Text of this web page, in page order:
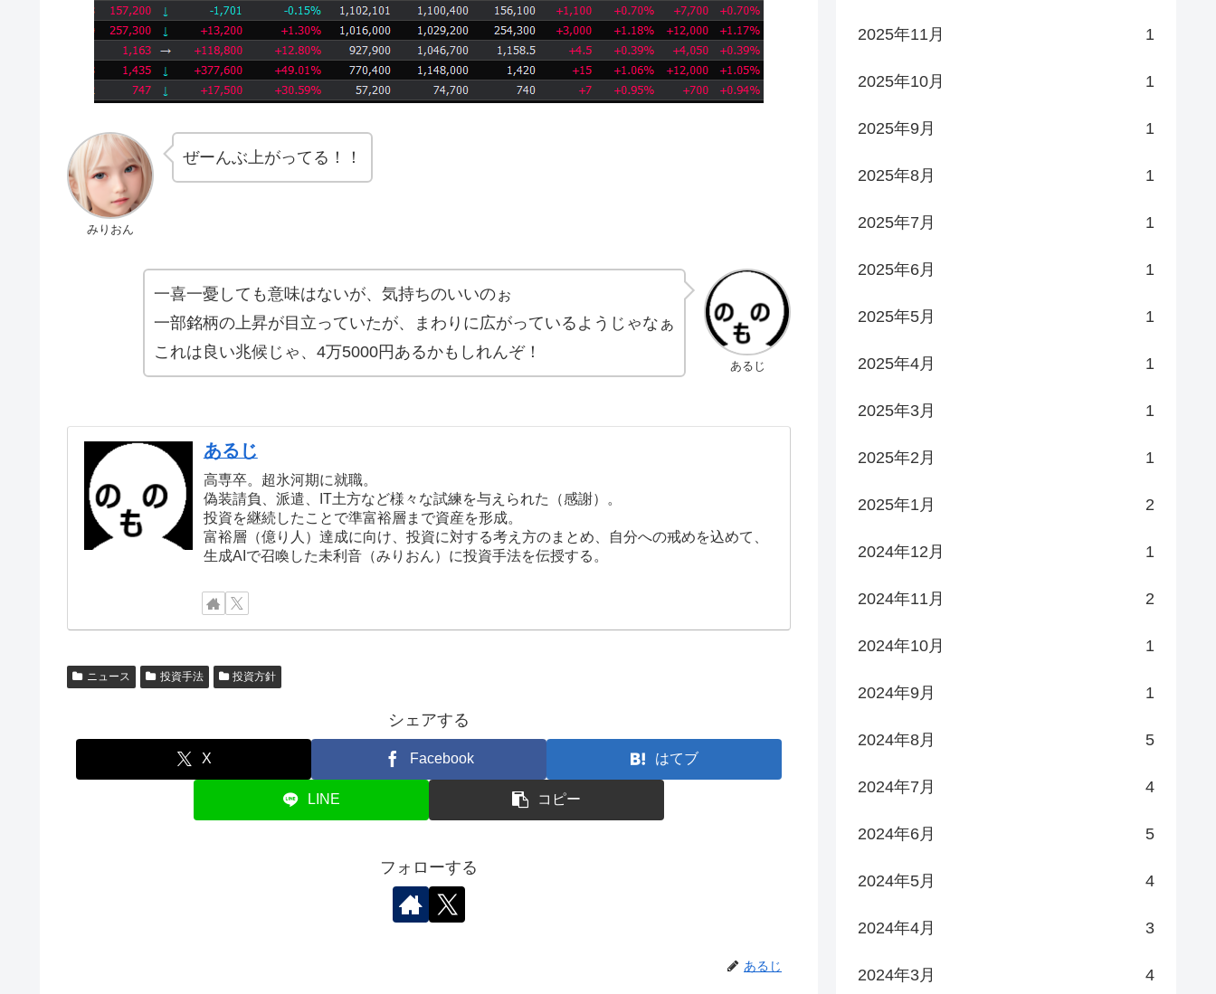
みりおん
ぜーんぶ上がってる！！
あるじ
一喜一憂しても意味はないが、気持ちのいいのぉ
一部銘柄の上昇が目立っていたが、まわりに広がっているようじゃなぁ
これは良い兆候じゃ、4万5000円あるかもしれんぞ！
あるじ
高専卒。超氷河期に就職。
偽装請負、派遣、IT土方など様々な試練を与えられた（感謝）。
投資を継続したことで準富裕層まで資産を形成。
富裕層（億り人）達成に向け、投資に対する考え方のまとめ、自分への戒めを込めて、
生成AIで召喚した未利音（みりおん）に投資手法を伝授する。
ニュース 投資手法 投資方針
シェアする
X Facebook はてブ
LINE コピー
フォローする
あるじ
2025年11月 1
2025年10月 1
2025年9月 1
2025年8月 1
2025年7月 1
2025年6月 1
2025年5月 1
2025年4月 1
2025年3月 1
2025年2月 1
2025年1月 2
2024年12月 1
2024年11月 2
2024年10月 1
2024年9月 1
2024年8月 5
2024年7月 4
2024年6月 5
2024年5月 4
2024年4月 3
2024年3月 4